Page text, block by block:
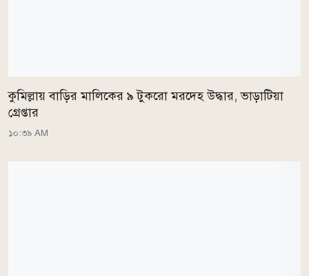
কুমিল্লায় বাড়ির মালিকের ৯ টুকরো মরদেহ উদ্ধার, ভাড়াটিয়া
গ্রেপ্তার
১০:৩৯ AM